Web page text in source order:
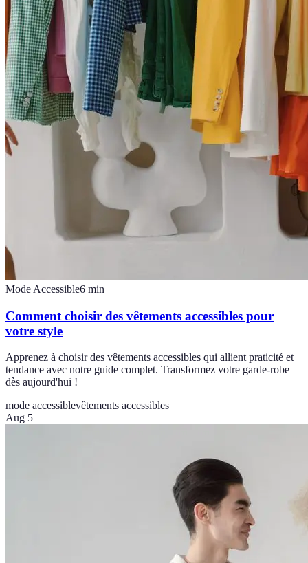
Mode Accessible6 min
Comment choisir des vêtements accessibles pour
votre style
Apprenez à choisir des vêtements accessibles qui allient praticité et
tendance avec notre guide complet. Transformez votre garde-robe
dès aujourd'hui !
mode accessiblevêtements accessibles
Aug 5